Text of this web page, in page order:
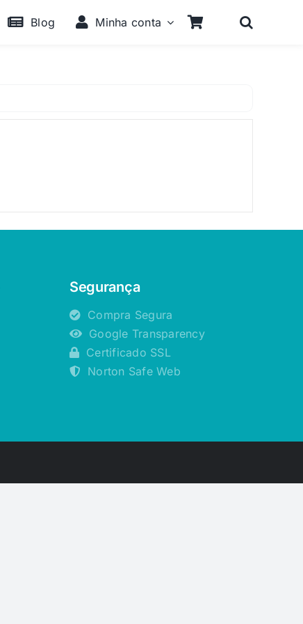
Blog Minha conta
Segurança
Compra Segura
Google Transparency
Certificado SSL
Norton Safe Web